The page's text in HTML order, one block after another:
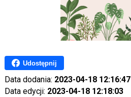
Udostępnij
Data dodania: 2023-04-18 12:16:47
Data edycji: 2023-04-18 12:18:03